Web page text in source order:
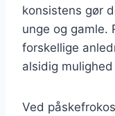
konsistens gør
unge og gamle.
forskellige
alsidig
Ved